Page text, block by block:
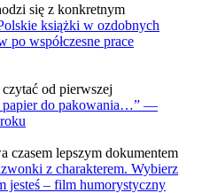
się z konkretnym
książki w ozdobnych
po współczesne prace
od pierwszej
papier do pakowania…” —
czasem lepszym dokumentem
z charakterem. Wybierz
jesteś – film humorystyczny